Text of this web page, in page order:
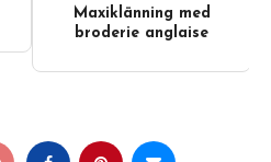
Maxiklänning med
broderie anglaise